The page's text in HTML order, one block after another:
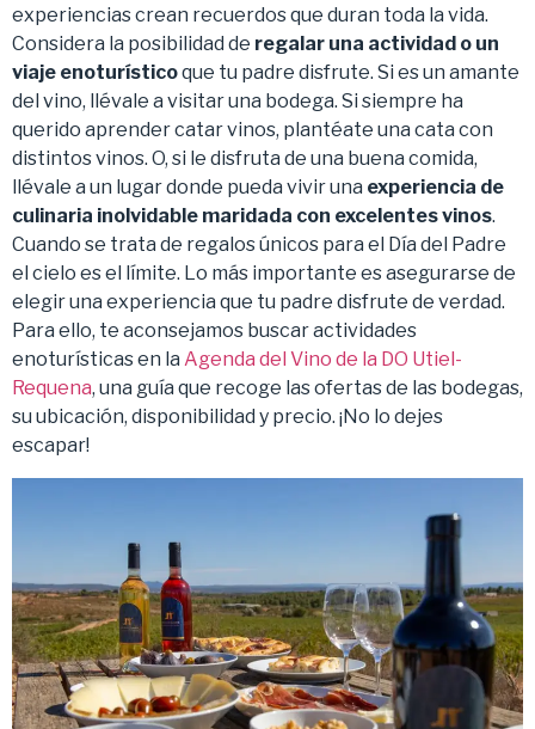
experiencias crean recuerdos que duran toda la vida.
Considera la posibilidad de regalar una actividad o un
viaje enoturísticoque tu padre disfrute. Si es un amante
del vino, llévale a visitar una bodega. Si siempre ha
querido aprender catar vinos, plantéate una cata con
distintos vinos. O, si le disfruta de una buena comida,
llévale a un lugar donde pueda vivir una experiencia de
culinaria inolvidable maridada con excelentes vinos.
Cuando se trata de regalos únicos para el Día del Padre
el cielo es el límite. Lo más importante es asegurarse de
elegir una experiencia que tu padre disfrute de verdad.
Para ello, te aconsejamos buscar actividades
enoturísticas en la Agenda del Vino de la DO Utiel-
Requena, una guía que recoge las ofertas de las bodegas,
su ubicación, disponibilidad y precio. ¡No lo dejes
escapar!